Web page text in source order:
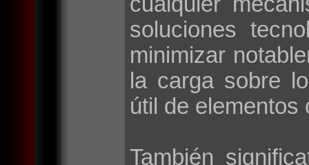
soluciones
minimizar
la carga sobre
útil de elementos
También